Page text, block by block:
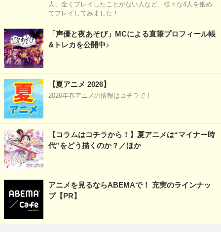
人、全くプレイしたことがない人など、様々な4人を集め
てプレイしてみました！
「声優と夜あそび」MCによる直筆プロフィール帳
&トレカを公開中♪
【夏アニメ 2026】
2026年春アニメの情報はコチラで！
【コラムはコチラから！】夏アニメは“マイナー時
代”をどう描くのか？／ほか
アニメを見るならABEMAで！ 充実のラインナッ
プ【PR】